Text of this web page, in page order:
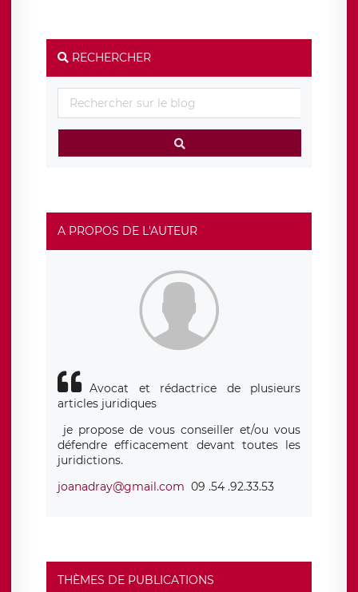
RECHERCHER
A PROPOS DE L'AUTEUR
Avocat et rédactrice de plusieurs
articles juridiques
je propose de vous conseiller et/ou vous
défendre efficacement devant toutes les
juridictions.
joanadray@gmail.com 09 .54 .92.33.53
THÈMES DE PUBLICATIONS